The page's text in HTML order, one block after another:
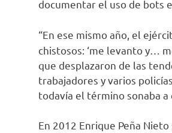
documentar el uso de bots
“En ese mismo año, el
chistosos: ‘me levanto y…
que desplazaron de las
trabajadores y varios
todavía el término sonaba a
En 2012 Enrique Peña